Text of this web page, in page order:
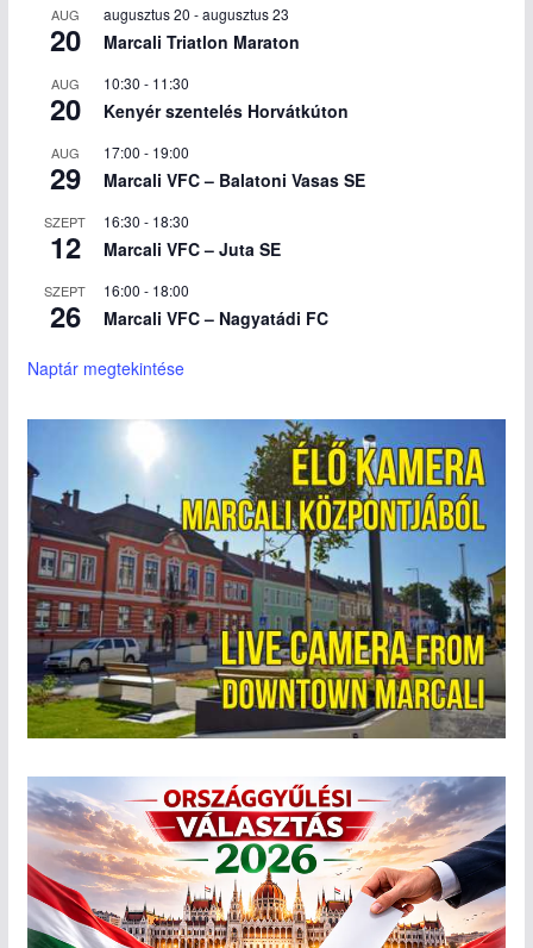
AUG
20
augusztus 20 -augusztus 23
Marcali Triatlon Maraton
AUG
20
10:30 - 11:30
Kenyér szentelés Horvátkúton
AUG
29
17:00 - 19:00
Marcali VFC – Balatoni Vasas SE
SZEPT
12
16:30 - 18:30
Marcali VFC – Juta SE
SZEPT
26
16:00 - 18:00
Marcali VFC – Nagyatádi FC
Naptár megtekintése